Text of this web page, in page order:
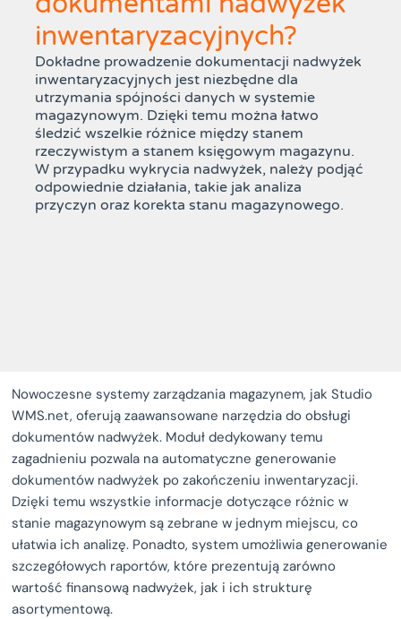
inwentaryzacyjnych?
Dokładne prowadzenie dokumentacji nadwyżek
inwentaryzacyjnych jest niezbędne dla
utrzymania spójności danych w systemie
magazynowym. Dzięki temu można łatwo
śledzić wszelkie różnice między stanem
rzeczywistym a stanem księgowym magazynu.
W przypadku wykrycia nadwyżek, należy podjąć
odpowiednie działania, takie jak analiza
przyczyn oraz korekta stanu magazynowego.
Nowoczesne systemy zarządzania magazynem, jak Studio
WMS.net, oferują zaawansowane narzędzia do obsługi
dokumentów nadwyżek. Moduł dedykowany temu
zagadnieniu pozwala na automatyczne generowanie
dokumentów nadwyżek po zakończeniu inwentaryzacji.
Dzięki temu wszystkie informacje dotyczące różnic w
stanie magazynowym są zebrane w jednym miejscu, co
ułatwia ich analizę. Ponadto, system umożliwia generowanie
szczegółowych raportów, które prezentują zarówno
wartość finansową nadwyżek, jak i ich strukturę
asortymentową.